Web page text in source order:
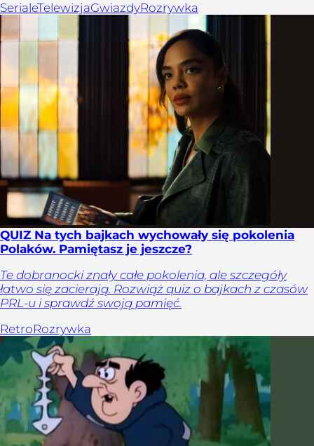
SerialeTelewizjaGwiazdyRozrywka
QUIZ Na tych bajkach wychowały się pokolenia
Polaków. Pamiętasz je jeszcze?
Te dobranocki znały całe pokolenia, ale szczegóły
łatwo się zacierają. Rozwiąż quiz o bajkach z czasów
PRL-u i sprawdź swoją pamięć.
RetroRozrywka